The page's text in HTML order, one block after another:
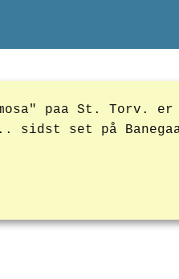
paa St. Torv. er
set på